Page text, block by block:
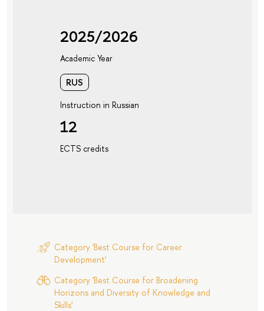
2025/2026
Academic Year
RUS
Instruction in Russian
12
ECTS credits
Category 'Best Course for Career
Development'
Category 'Best Course for Broadening
Horizons and Diversity of Knowledge and
Skills'